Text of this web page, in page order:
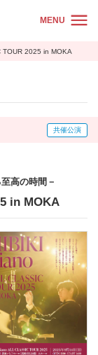
MENU
TOUR 2025 in MOKA
共催公演
高の時間－
in MOKA